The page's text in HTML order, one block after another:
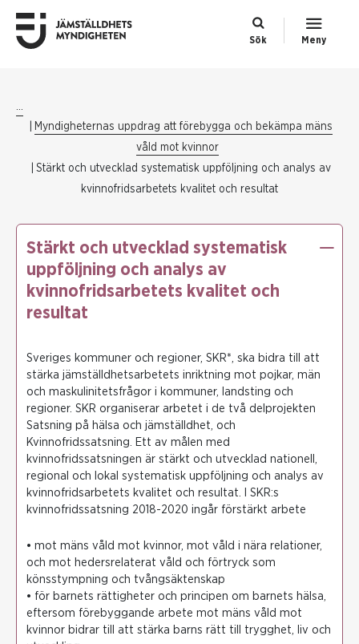
Sök Meny
...
Myndigheternas uppdrag att förebygga och bekämpa mäns
våld mot kvinnor
Stärkt och utvecklad systematisk uppföljning och analys av
kvinnofridsarbetets kvalitet och resultat
Stärkt och utvecklad systematisk
uppföljning och analys av
kvinnofridsarbetets kvalitet och
resultat
Sveriges kommuner och regioner, SKR*, ska bidra till att
stärka jämställdhetsarbetets inriktning mot pojkar, män
och maskulinitetsfrågor i kommuner, landsting och
regioner. SKR organiserar arbetet i de två delprojekten
Satsning på hälsa och jämställdhet, och
Kvinnofridssatsning. Ett av målen med
kvinnofridssatsningen är stärkt och utvecklad nationell,
regional och lokal systematisk uppföljning och analys av
kvinnofridsarbetets kvalitet och resultat. I SKR:s
kvinnofridssatsning 2018-2020 ingår förstärkt arbete
• mot mäns våld mot kvinnor, mot våld i nära relationer,
och mot hedersrelaterat våld och förtryck som
könsstympning och tvångsäktenskap
• för barnets rättigheter och principen om barnets hälsa,
eftersom förebyggande arbete mot mäns våld mot
kvinnor bidrar till att stärka barns rätt till trygghet, liv och